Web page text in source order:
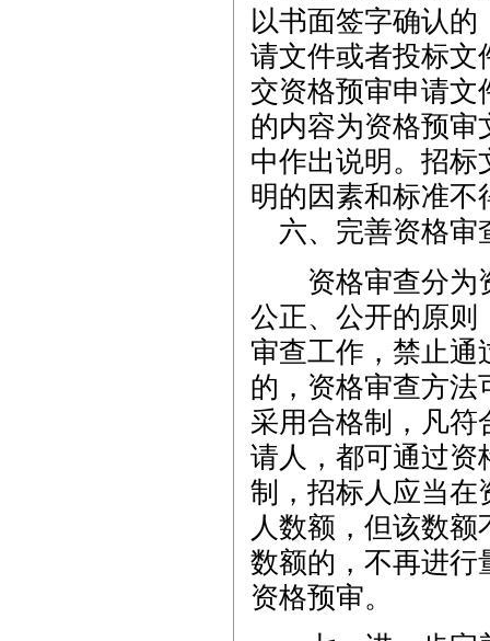
以书面签字确认
请文件或者投标文
交资格预审申请文
的内容为资格预审
中作出说明。招标
明的因素和标准不
六、完善资格审
资格审查分为资
公正、公开的原则
审查工作，禁止通
的，资格审查方法
采用合格制，凡符
请人，都可通过资
制，招标人应当在
人数额，但该数
数额的，不再进行
资格预审。